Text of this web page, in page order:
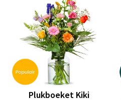
Plukboeket Kiki